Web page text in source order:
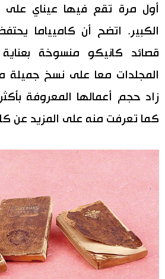
أول مرة تقع فيها عيناي على
الكبير. اتضح أن كاميياما
قصائد كانيكو منسوخة
زاد حجم أعمالها المعروفة
كما تعرفت منه على المزيد عن